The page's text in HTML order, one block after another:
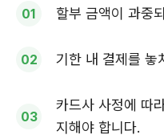
할부 금액이 과중
기한 내 결제를 놓
카드사 사정에 따
지해야 합니다.